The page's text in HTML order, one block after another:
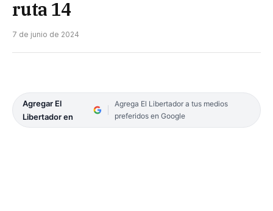
ruta 14
7 de junio de 2024
Agregar El
Libertador en
Agrega El Libertador a tus medios
preferidos en Google